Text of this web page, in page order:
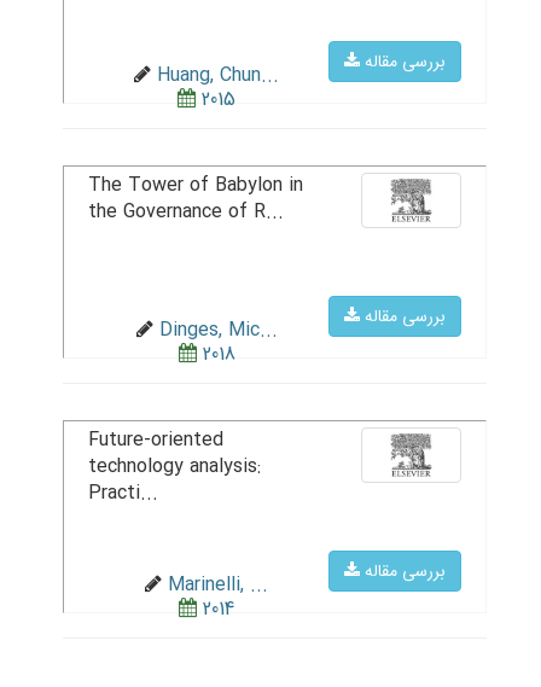
بررسی مقاله
Huang, Chun...
2015
بررسی مقاله
The Tower of Babylon in
the Governance of R...
Dinges, Mic...
2018
بررسی مقاله
Future-oriented
technology analysis:
Practi...
Marinelli, ...
2014